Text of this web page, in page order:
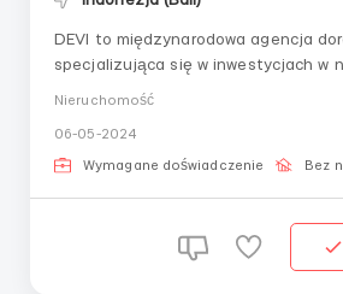
DEVI to międzynarodowa agencja
specjalizująca się w inwestycjach w
wyspach.Naszym celem jest bycie
dywersyfikacji portfela
rynkach.Grupa docelowa:
skupieni na współpracy w USA,
Nieruchomość
06-05-2024
Wymagane doświadczenie Bez